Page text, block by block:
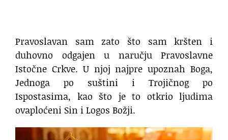
Pravoslavan sam zato što sam kršten i
duhovno odgajen u naručju Pravoslavne
Istočne Crkve. U njoj najpre upoznah Boga,
Jednoga po suštini i Trojičnog po
Ispostasima, kao što je to otkrio ljudima
ovaploćeni Sin i Logos Božji.